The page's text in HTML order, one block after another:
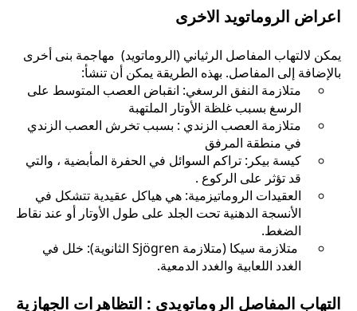
اعراض الروماتويد الاخرى
يمكن لالتهاب المفاصل الرثياني (الروماتويد) مهاجمة بنى أخرى
بالإضافة إلى المفاصل. بهذه الطريقة يمكن أن تنشأ:
متلازمة النفق الرسغي: انقباض العصب المتوسط على
الرسغ بسبب غلظة الأوتار الملتهبة
متلازمة العصب الزندي : بسبب تخرش العصب الزندي
في منطقة المرفق
كيسة بيكر: تراكم السوائل في الحفرة المأبضية ، والتي
قد تؤثر على الركوع .
العقيدات الروماتيزمية: هي هياكل عقيدية تتشكل في
الأنسجة الدهنية تحت الجلد على طول الأوتار أو عند نقاط
الضغط.
متلازمة سيكا (متلازمة Sjögren الثانوية): خلل في
الغدد اللعابية والغدد الدمعية.
التهاب المفاصل الروماتويدي : التظاهرات الجهازية